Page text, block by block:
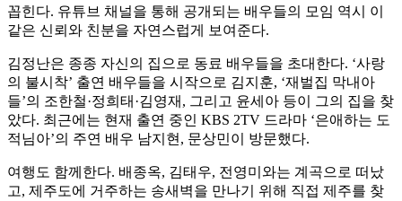
꼽힌다. 유튜브 채널을 통해 공개되는 배우들의 모임 역시 이
같은 신뢰와 친분을 자연스럽게 보여준다.
김정난은 종종 자신의 집으로 동료 배우들을 초대한다. ‘사랑
의 불시착’ 출연 배우들을 시작으로 김지훈, ‘재벌집 막내아
들’의 조한철·정희태·김영재, 그리고 윤세아 등이 그의 집을 찾
았다. 최근에는 현재 출연 중인 KBS 2TV 드라마 ‘은애하는 도
적님아’의 주연 배우 남지현, 문상민이 방문했다.
여행도 함께한다. 배종옥, 김태우, 전영미와는 계곡으로 떠났
고, 제주도에 거주하는 송새벽을 만나기 위해 직접 제주를 찾